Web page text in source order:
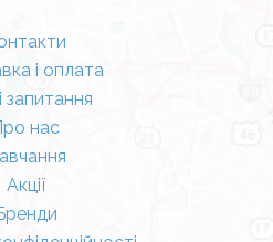
і оплата
запитання
нас
Акції